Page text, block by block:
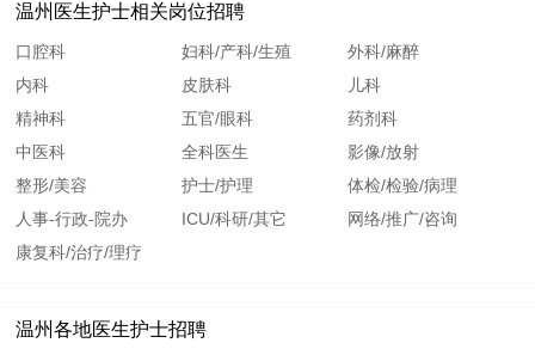
温州医生护士相关岗位招聘
口腔科 妇科/产科/生殖
外科/麻醉
内科
皮肤科
儿科
精神科
五官/眼科
药剂科
中医科
全科医生
影像/放射
整形/美容
护士/护理
体检/检验/病理
人事-行政-院办
ICU/科研/其它
网络/推广/咨询
康复科/治疗/理疗
温州各地医生护士招聘